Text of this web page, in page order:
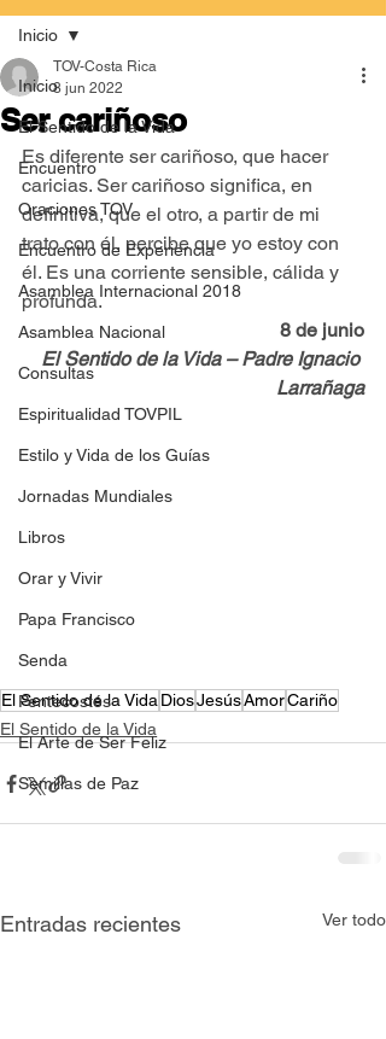
Inicio
El Sentido de la Vida
Encuentro
Oraciones TOV
Encuentro de Experiencia
Asamblea Internacional 2018
Asamblea Nacional
Consultas
Espiritualidad TOVPIL
Estilo y Vida de los Guías
Jornadas Mundiales
Libros
Orar y Vivir
Papa Francisco
Senda
Pentecostés
El Arte de Ser Feliz
Semillas de Paz
Inicio
Ser cariñoso
TOV-Costa Rica
8 jun 2022
Es diferente ser cariñoso, que hacer
caricias. Ser cariñoso significa, en
definitiva, que el otro, a partir de mi
trato con él, percibe que yo estoy con
él. Es una corriente sensible, cálida y
profunda.
8 de junio
El Sentido de la Vida – Padre Ignacio
Larrañaga
El Sentido de la VidaDiosJesúsAmorCariño
El Sentido de la Vida
Entradas recientes Ver todo